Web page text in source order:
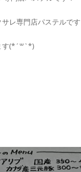
レ専門店パステルです
す(*´꒳`*)